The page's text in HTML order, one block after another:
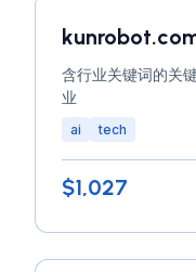
含行业关键词的关
业
ai tech
$1,027